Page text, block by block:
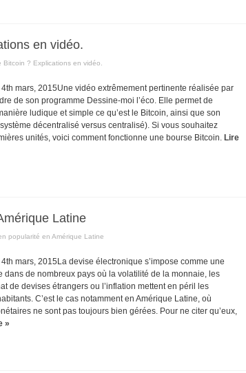
en vidéo.
Bitcoin ? Explications en vidéo.
mars, 2015Une vidéo extrêmement pertinente réalisée par
de son programme Dessine-moi l’éco. Elle permet de
ludique et simple ce qu’est le Bitcoin, ainsi que son
décentralisé versus centralisé). Si vous souhaitez
unités, voici comment fonctionne une bourse Bitcoin. Lire
Latine
popularité en Amérique Latine
mars, 2015La devise électronique s’impose comme une
dans de nombreux pays où la volatilité de la monnaie, les
de devises étrangers ou l’inflation mettent en péril les
C’est le cas notamment en Amérique Latine, où
ne sont pas toujours bien gérées. Pour ne citer qu’eux,
»